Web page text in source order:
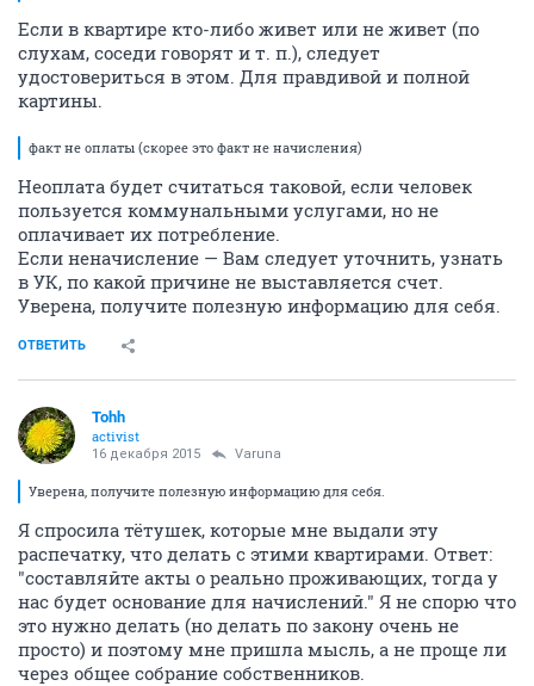
Если в квартире кто-либо живет или не живет (по
слухам, соседи говорят и т. п.), следует
удостовериться в этом. Для правдивой и полной
картины.
факт не оплаты (скорее это факт не начисления)
Неоплата будет считаться таковой, если человек
пользуется коммунальными услугами, но не
оплачивает их потребление.
Если неначисление — Вам следует уточнить, узнать
в УК, по какой причине не выставляется счет.
Уверена, получите полезную информацию для себя.
ОТВЕТИТЬ
Tohh
activist
16 декабря 2015 Varuna
Уверена, получите полезную информацию для себя.
Я спросила тётушек, которые мне выдали эту
распечатку, что делать с этими квартирами. Ответ:
"составляйте акты о реально проживающих, тогда у
нас будет основание для начислений." Я не спорю что
это нужно делать (но делать по закону очень не
просто) и поэтому мне пришла мысль, а не проще ли
через общее собрание собственников.